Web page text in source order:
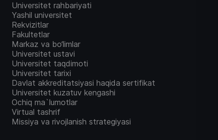
Universitet rahbariyati
Yashil universitet
Rekvizitlar
Fakultetlar
Markaz va bo‘limlar
Universitet ustavi
Universitet taqdimoti
Universitet tarixi
Davlat akkreditatsiyasi haqida sertifikat
Universitet kuzatuv kengashi
Ochiq ma`lumotlar
Virtual tashrif
Missiya va rivojlanish strategiyasi